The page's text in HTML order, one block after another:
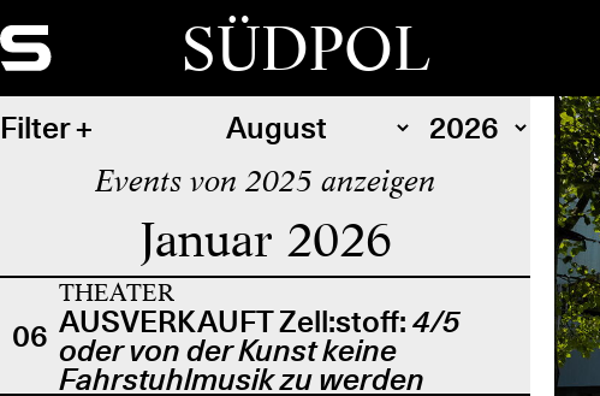
SÜDPOL
Filter
Events von 2025 anzeigen
Januar 2026
06
THEATER
AUSVERKAUFT Zell:stoff: 4/5
oder von der Kunst keine
Fahrstuhlmusik zu werden